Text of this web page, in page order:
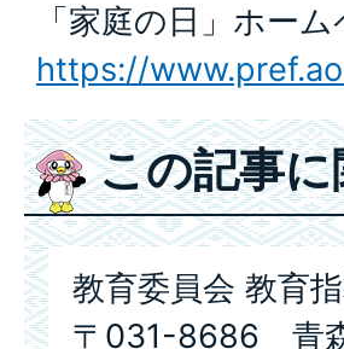
「家庭の日」ホー
https://
この記事
教育委員会 教育
〒031-8686 青森